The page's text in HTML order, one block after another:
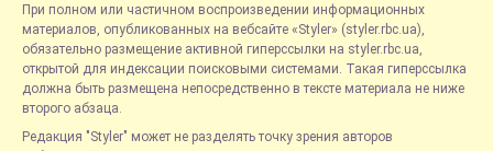
При полном или частичном воспроизведении информационных
материалов, опубликованных на вебсайте «Styler» (styler.rbc.ua),
обязательно размещение активной гиперссылки на styler.rbc.ua,
открытой для индексации поисковыми системами. Такая гиперссылка
должна быть размещена непосредственно в тексте материала не ниже
второго абзаца.
Редакция "Styler" может не разделять точку зрения авторов